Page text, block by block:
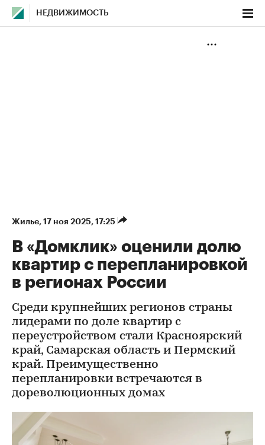
НЕДВИЖИМОСТЬ
Жилье⁠, 17 ноя 2025, 17:25
В «Домклик» оценили долю
квартир с перепланировкой
в регионах России
Среди крупнейших регионов страны
лидерами по доле квартир с
переустройством стали Красноярский
край, Самарская область и Пермский
край. Преимущественно
перепланировки встречаются в
дореволюционных домах